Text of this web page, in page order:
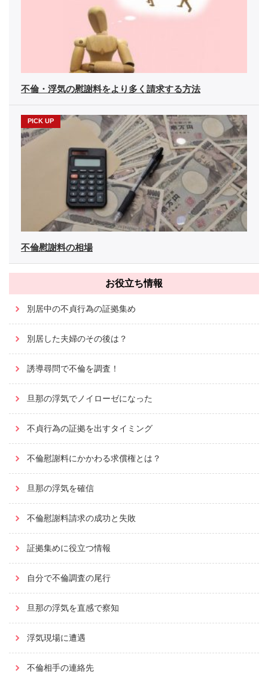
不倫・浮気の慰謝料をより多く請求する方法
不倫慰謝料の相場
お役立ち情報
別居中の不貞行為の証拠集め
別居した夫婦のその後は？
誘導尋問で不倫を調査！
旦那の浮気でノイローゼになった
不貞行為の証拠を出すタイミング
不倫慰謝料にかかわる求償権とは？
旦那の浮気を確信
不倫慰謝料請求の成功と失敗
証拠集めに役立つ情報
自分で不倫調査の尾行
旦那の浮気を直感で察知
浮気現場に遭遇
不倫相手の連絡先